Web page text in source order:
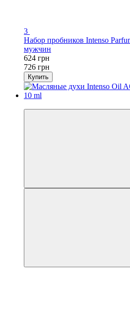
3
Набор пробников Intenso
мужчин
624 грн
726 грн
Купить